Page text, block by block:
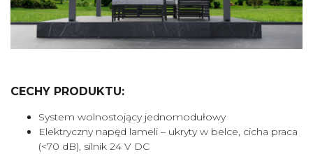
CECHY PRODUKTU:
System wolnostojący jednomodułowy
Elektryczny napęd lameli – ukryty w belce, cicha praca
(<70 dB), silnik 24 V DC